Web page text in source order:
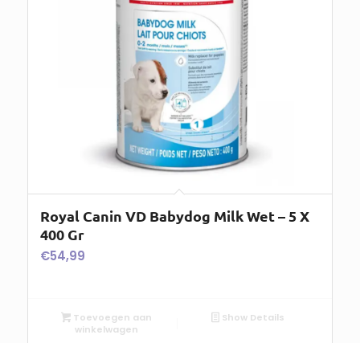
Royal Canin VD Babydog Milk Wet – 5 X
400 Gr
€54,99
Toevoegen aan
winkelwagen
Show Details